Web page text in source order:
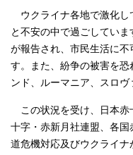
ウクライナ各地で激化し
と不安の中で過ごしてい
が報告され、市民生活に不
す。また、紛争の被害を
ンド、ルーマニア、スロヴ
この状況を受け、日本赤
十字・赤新月社連盟、各
道危機対応及びウクライ